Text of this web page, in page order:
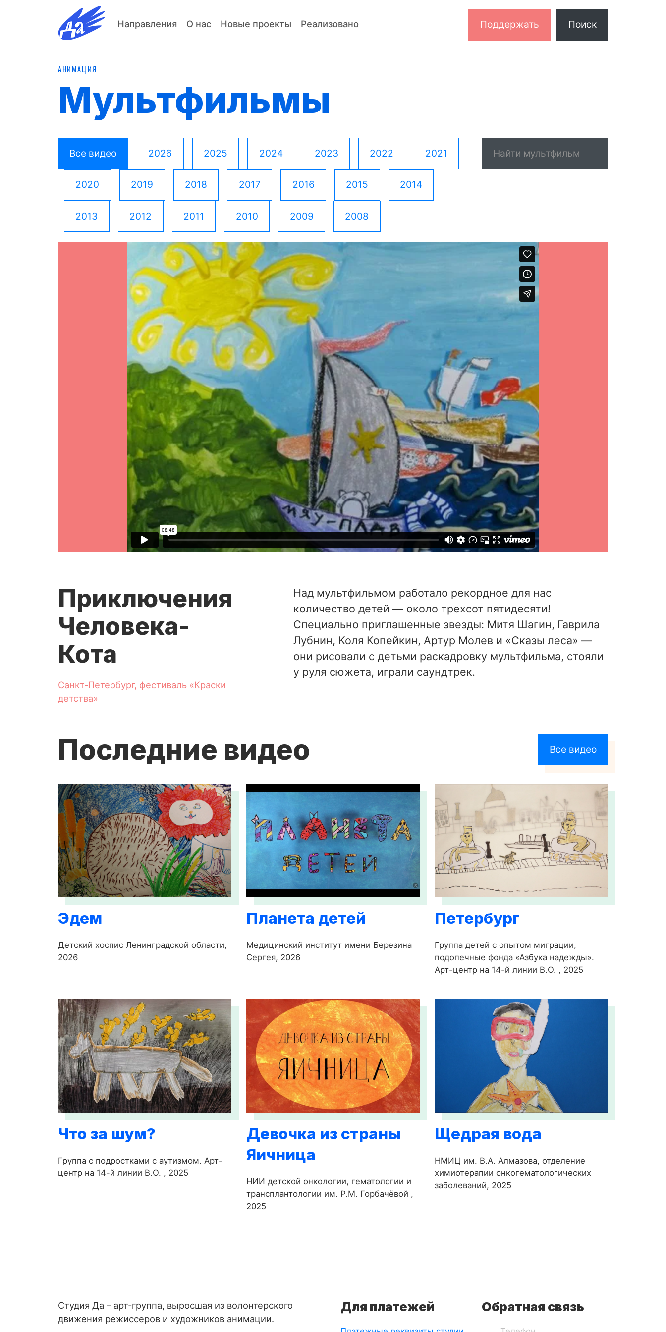
Направления О нас Новые проекты Реализовано Поддержать Поиск
АНИМАЦИЯ
Мультфильмы
Все видео 2026 2025 2024 2023 2022 2021
2020 2019 2018 2017 2016 2015 2014
2013 2012 2011 2010 2009 2008
Приключения
Человека-
Кота
Санкт-Петербург, фестиваль «Краски
детства»
Над мультфильмом работало рекордное для нас
количество детей — около трехсот пятидесяти!
Специально приглашенные звезды: Митя Шагин, Гаврила
Лубнин, Коля Копейкин, Артур Молев и «Сказы леса» —
они рисовали с детьми раскадровку мультфильма, стояли
у руля сюжета, играли саундтрек.
Последние видео Все видео
Эдем
Детский хоспис Ленинградской области,
2026
Планета детей
Медицинский институт имени Березина
Сергея, 2026
Петербург
Группа детей с опытом миграции,
подопечные фонда «Азбука надежды».
Арт-центр на 14-й линии В.О. , 2025
Что за шум?
Группа с подростками с аутизмом. Арт-
центр на 14-й линии В.О. , 2025
Девочка из страны
Яичница
НИИ детской онкологии, гематологии и
трансплантологии им. Р.М. Горбачёвой ,
2025
Щедрая вода
НМИЦ им. В.А. Алмазова, отделение
химиотерапии онкогематологических
заболеваний, 2025
Студия Да – арт-группа, выросшая из волонтерского
движения режиссеров и художников анимации.
Для платежей Обратная связь